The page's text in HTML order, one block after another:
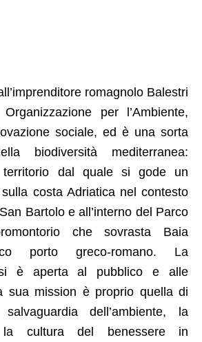
romagnolo Balestri
per l’Ambiente,
sociale, ed è una sorta
biodiversità mediterranea:
dal quale si gode un
costa Adriatica nel contesto
Bartolo e all’interno del Parco
che sovrasta Baia
porto greco-romano. La
è aperta al pubblico e alle
sua mission è proprio quella di
dell’ambiente, la
la cultura del benessere in